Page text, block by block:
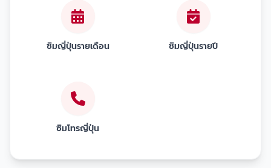
ซิมญี่ปุ่นรายเดือน ซิมญี่ปุ่นรายปี
ซิมโทรญี่ปุ่น